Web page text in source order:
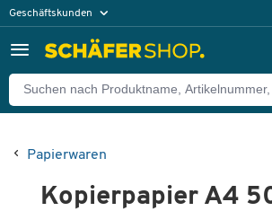
Geschäftskunden
Papierwaren
Kopierpapier A4